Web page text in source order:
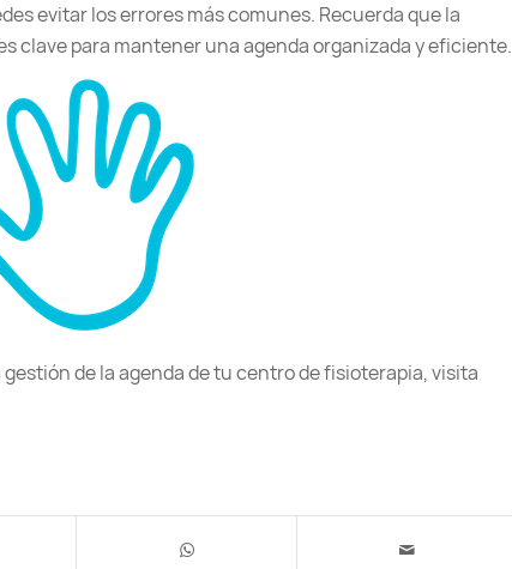
evitar los errores más comunes. Recuerda que la
clave para mantener una agenda organizada y eficiente.
de la agenda de tu centro de fisioterapia, visita